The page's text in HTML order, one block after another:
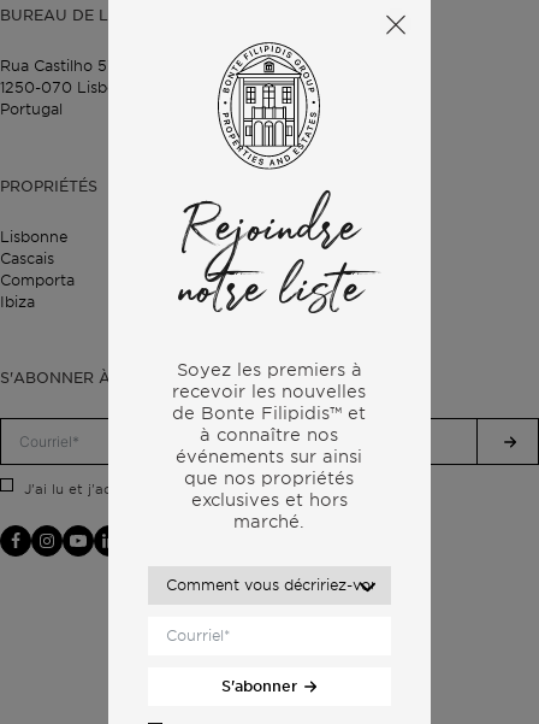
BUREAU DE LISBONNE
Rua Castilho 57,
1250-070 Lisbonne,
Portugal
PROPRIÉTÉS
Lisbonne
Cascais
Comporta
Ibiza
S'ABONNER À NOTRE LETTRE D'INFORMATION
J'ai lu et j'accepte la politique de confidentialité.
Rejoindre
notre liste
Soyez les premiers à
recevoir les nouvelles
de Bonte Filipidis™ et
à connaître nos
événements surainsi
que nos propriétés
exclusives et hors
marché.
S'abonner